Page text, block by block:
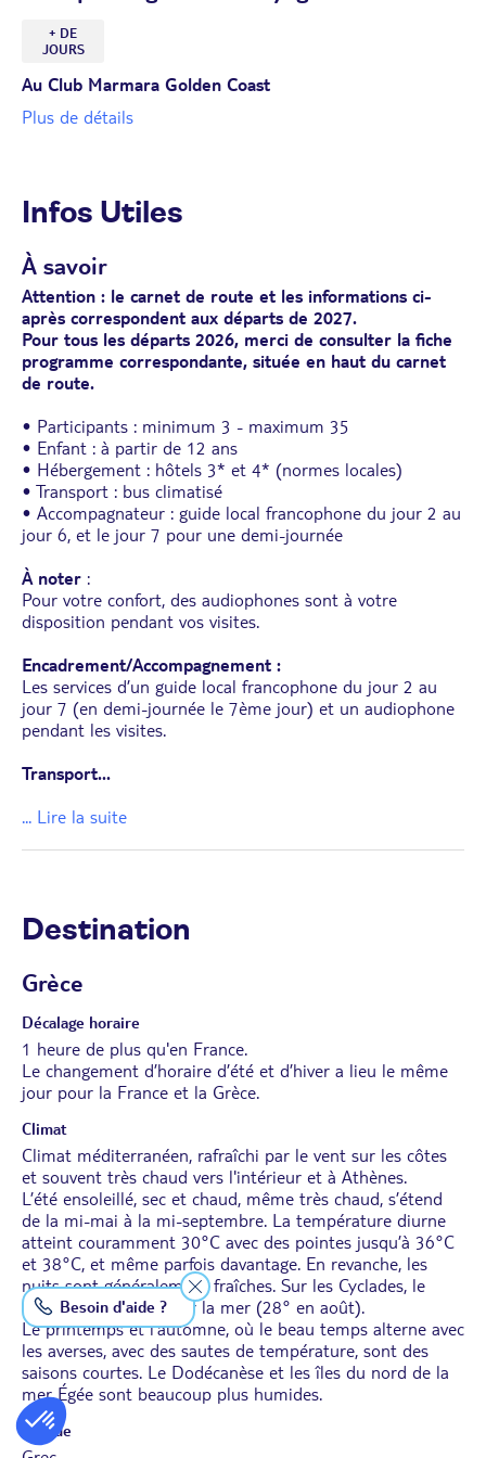
+ DE
JOURS
Au Club Marmara Golden Coast
Plus de détails
Infos Utiles
À savoir
Attention : le carnet de route et les informations ci-
après correspondent aux départs de 2027.
Pour tous les départs 2026, merci de consulter la fiche
programme correspondante, située en haut du carnet
de route.
• Participants : minimum 3 - maximum 35
• Enfant : à partir de 12 ans
• Hébergement : hôtels 3* et 4* (normes locales)
• Transport : bus climatisé
• Accompagnateur : guide local francophone du jour 2 au
jour 6, et le jour 7 pour une demi-journée
À noter :
Pour votre confort, des audiophones sont à votre
disposition pendant vos visites.
Encadrement/Accompagnement :
Les services d’un guide local francophone du jour 2 au
jour 7 (en demi-journée le 7ème jour) et un audiophone
pendant les visites.
Transport...
... Lire la suite
Destination
Grèce
Décalage horaire
1 heure de plus qu'en France.
Le changement d’horaire d’été et d’hiver a lieu le même
jour pour la France et la Grèce.
Climat
Climat méditerranéen, rafraîchi par le vent sur les côtes
et souvent très chaud vers l'intérieur et à Athènes.
L’été ensoleillé, sec et chaud, même très chaud, s’étend
de la mi-mai à la mi-septembre. La température diurne
atteint couramment 30°C avec des pointes jusqu’à 36°C
et 38°C, et même parfois davantage. En revanche, les
nuits sont généralement fraîches. Sur les Cyclades, le
climat est tempéré par la mer (28° en août).
Le printemps et l’automne, où le beau temps alterne avec
les averses, avec des sautes de température, sont des
saisons courtes. Le Dodécanèse et les îles du nord de la
mer Égée sont beaucoup plus humides.
Langue
Besoin d'aide ?